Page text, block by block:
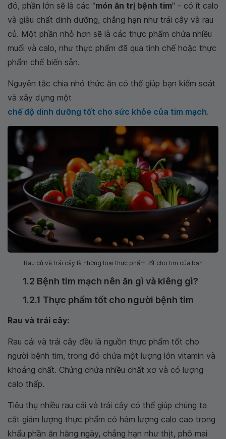
đó, phần lớn sẽ là các “món ăn trị bệnh tim" - có ít calo
và giàu chất dinh dưỡng, chẳng hạn như trái cây và rau
củ. Một phần nhỏ hơn sẽ là các thực phẩm chứa nhiều
muối và calo, như thực phẩm đã qua tinh chế hoặc thực
phẩm chế biến sẵn.
Nguyên tắc chia nhỏ thức ăn có thể giúp bạn kiểm soát
và xây dựng một
chế độ dinh dưỡng tốt cho sức khỏe của tim mạch.
Rau củ và trái cây là những loại thực phẩm tốt cho tim của bạn
1.2 Bệnh tim mạch nên ăn gì và kiêng gì?
1.2.1 Thực phẩm tốt cho người bệnh tim
Rau và trái cây:
Rau cải và trái cây đều là nguồn thực phẩm tốt cho
người bệnh tim, trong đó chứa một lượng lớn vitamin và
khoáng chất. Chúng chứa nhiều chất xơ và có lượng
calo thấp.
Tiêu thụ nhiều rau cải và trái cây có thể giúp chúng ta
cắt giảm lượng thực phẩm có hàm lượng calo cao trong
khẩu phần ăn hằng ngày, chẳng hạn như thịt, phô mai